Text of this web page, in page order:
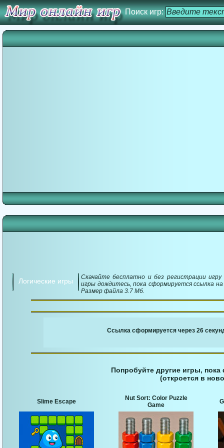
Поиск игр:
Логические игры
Скачайте бесплатно и без регистрации игру
игры дождитесь, пока сформируется ссылка на
Размер файла 3.7 Мб.
Ссылка сформируется через 25
Попробуйте другие игры,
(откроется в
Slime Escape
Nut Sort: Color Puzzle
Game